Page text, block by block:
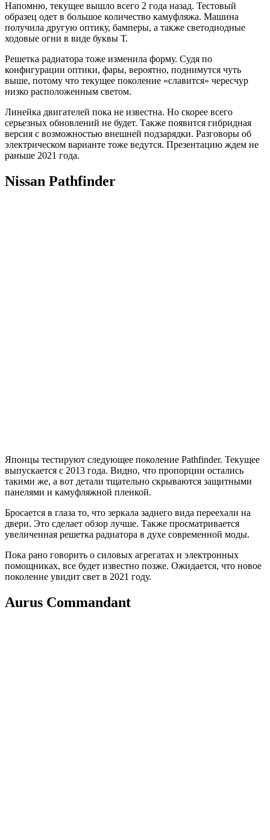
Напомню, текущее вышло всего 2 года назад. Тестовый
образец одет в большое количество камуфляжа. Машина
получила другую оптику, бамперы, а также светодиодные
ходовые огни в виде буквы Т.
Решетка радиатора тоже изменила форму. Судя по
конфигурации оптики, фары, вероятно, поднимутся чуть
выше, потому что текущее поколение «славится» чересчур
низко расположенным светом.
Линейка двигателей пока не известна. Но скорее всего
серьезных обновлений не будет. Также появится гибридная
версия с возможностью внешней подзарядки. Разговоры об
электрическом варианте тоже ведутся. Презентацию ждем не
раньше 2021 года.
Nissan Pathfinder
Японцы тестируют следующее поколение Pathfinder. Текущее
выпускается с 2013 года. Видно, что пропорции остались
такими же, а вот детали тщательно скрываются защитными
панелями и камуфляжной пленкой.
Бросается в глаза то, что зеркала заднего вида переехали на
двери. Это сделает обзор лучше. Также просматривается
увеличенная решетка радиатора в духе современной моды.
Пока рано говорить о силовых агрегатах и электронных
помощниках, все будет известно позже. Ожидается, что новое
поколение увидит свет в 2021 году.
Aurus Commandant